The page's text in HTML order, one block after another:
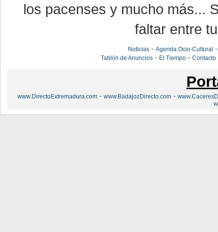
los pacenses y mucho más...
faltar entre
Noticias -Agenda Ocio-Cultural
Tablón de Anuncios - El Tiempo -Contacto
www.DirectoExtremadura.com - www.BadajozDirecto.com -